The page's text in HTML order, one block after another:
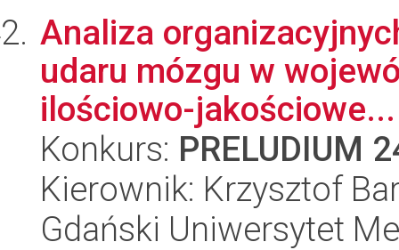
Analiza
udaru mózgu w
ilościowo-jakościowe...
Konkurs: PRELUDIUM
Kierownik: Krzysztof
Gdański Uniwersytet